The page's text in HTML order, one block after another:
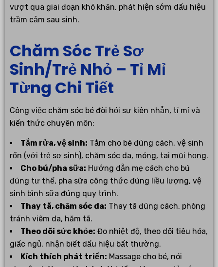
vượt qua giai đoạn khó khăn, phát hiện sớm dấu hiệu
trầm cảm sau sinh.
Chăm Sóc Trẻ Sơ
Sinh/Trẻ Nhỏ – Tỉ Mỉ
Từng Chi Tiết
Công việc chăm sóc bé đòi hỏi sự kiên nhẫn, tỉ mỉ và
kiến thức chuyên môn:
Tắm rửa, vệ sinh: Tắm cho bé đúng cách, vệ sinh
rốn (với trẻ sơ sinh), chăm sóc da, móng, tai mũi họng.
Cho bú/pha sữa: Hướng dẫn mẹ cách cho bú
đúng tư thế, pha sữa công thức đúng liều lượng, vệ
sinh bình sữa đúng quy trình.
Thay tã, chăm sóc da: Thay tã đúng cách, phòng
tránh viêm da, hăm tã.
Theo dõi sức khỏe: Đo nhiệt độ, theo dõi tiêu hóa,
giấc ngủ, nhận biết dấu hiệu bất thường.
Kích thích phát triển: Massage cho bé, nói